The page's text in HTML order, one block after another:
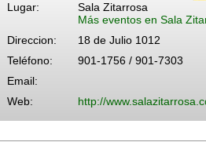
Lugar:
Sala Zitarrosa
Más eventos en Sala
Direccion:
18 de Julio 1012
Teléfono:
901-1756 / 901-7303
Email:
Web:
http://